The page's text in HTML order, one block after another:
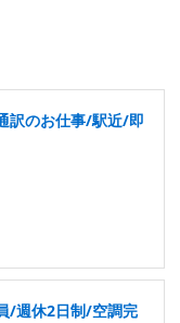
訳のお仕事/駅近/即
/週休2日制/空調完